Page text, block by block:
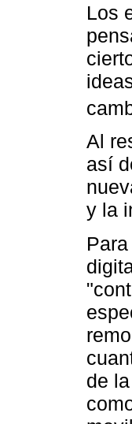
Los
Al
así
y la
de